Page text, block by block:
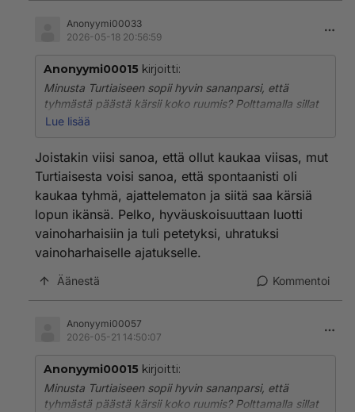
Anonyymi00033
2026-05-18 20:56:59
Anonyymi00015 kirjoitti:
Minusta Turtiaiseen sopii hyvin sananparsi, että
tyhmästä päästä kärsii koko ruumis? Polttamalla sillat
takanaan Suomeen tuskin tulee edes mieleen edes
todellisuuteen Anosta. Itsekäs, petollinen ihminen ei
herätä luottamusta vainoharhaisessa Venäjässä.
Isänmaan petturi synnyttää Putinissa raivoa ja vihaa.
Lue lisää
Joistakin viisi sanoa, että ollut kaukaa viisas, mut
Turtiaisesta voisi sanoa, että spontaanisti oli
kaukaa tyhmä, ajattelematon ja siitä saa kärsiä
lopun ikänsä. Pelko, hyväuskoisuuttaan luotti
vainoharhaisiin ja tuli petetyksi, uhratuksi
vainoharhaiselle ajatukselle.
Äänestä Kommentoi
Anonyymi00057
2026-05-21 14:50:07
Anonyymi00015 kirjoitti:
Minusta Turtiaiseen sopii hyvin sananparsi, että
tyhmästä päästä kärsii koko ruumis? Polttamalla sillat